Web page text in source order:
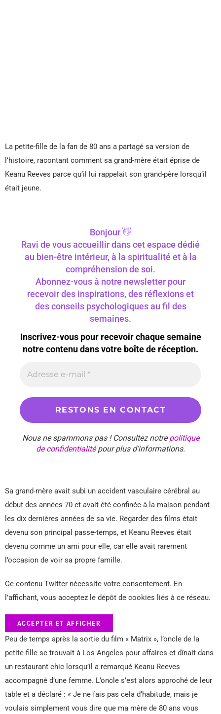
La petite-fille de la fan de 80 ans a partagé sa version de
l’histoire, racontant comment sa grand-mère était éprise de
Keanu Reeves parce qu’il lui rappelait son grand-père lorsqu’il
était jeune.
Bonjour 👋
Ravi de vous accueillir dans cet espace dédié
au bien-être intérieur, à la spiritualité et à la
compréhension de soi.
Abonnez-vous à notre newsletter pour
recevoir des inspirations, des réflexions et
des conseils psychologiques au fil des
semaines.
Inscrivez-vous pour recevoir chaque semaine
notre contenu dans votre boîte de réception.
Nous ne spammons pas ! Consultez notrepolitique
de confidentialitépour plus d’informations.
Sa grand-mère avait subi un accident vasculaire cérébral au
début des années 70 et avait été confinée à la maison pendant
les dix dernières années de sa vie. Regarder des films était
devenu son principal passe-temps, et Keanu Reeves était
devenu comme un ami pour elle, car elle avait rarement
l’occasion de voir sa propre famille.
Ce contenu Twitter nécessite votre consentement. En
l’affichant, vous acceptez le dépôt de cookies liés à ce réseau.
ACCEPTER ET AFFICHER
Peu de temps après la sortie du film « Matrix », l’oncle de la
petite-fille se trouvait à Los Angeles pour affaires et dînait dans
un restaurant chic lorsqu’il a remarqué Keanu Reeves
accompagné d’une femme. L’oncle s’est alors approché de leur
table et a déclaré : « Je ne fais pas cela d’habitude, mais je
voulais simplement vous dire que ma mère de 80 ans vous